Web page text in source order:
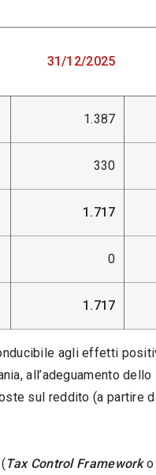
31/12/2025
1.387
330
1.717
0
1.717
agli effetti
all’adeguamento
sul reddito (a partire
Tax Control Frameworko